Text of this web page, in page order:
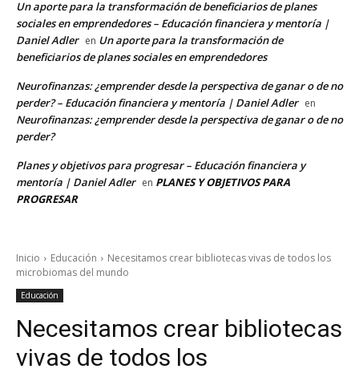
Un aporte para la transformación de beneficiarios de planes
sociales en emprendedores – Educación financiera y mentoría |
Daniel Adler en Un aporte para la transformación de
beneficiarios de planes sociales en emprendedores
Neurofinanzas: ¿emprender desde la perspectiva de ganar o de no
perder? – Educación financiera y mentoría | Daniel Adler en
Neurofinanzas: ¿emprender desde la perspectiva de ganar o de no
perder?
Planes y objetivos para progresar – Educación financiera y
mentoría | Daniel Adler en PLANES Y OBJETIVOS PARA
PROGRESAR